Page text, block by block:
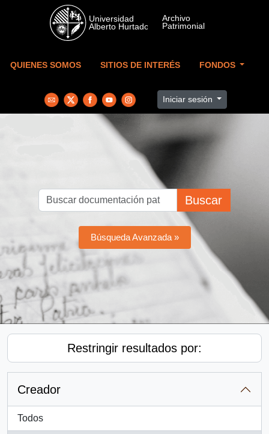
Skip to main content
QUIENES SOMOS SITIOS DE INTERÉS FONDOS
Iniciar sesión
Buscar
Búsqueda Avanzada »
Restringir resultados por:
Creador
Todos